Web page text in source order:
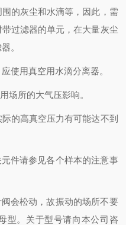
的灰尘和水滴等，因此，需
过滤器的单元，在大量灰尘
。
使用真空用水滴分离器。
场所的大气压影响。
的高真空压力有可能达不到
件请参见各个样本的注意事
会松动，故振动的场所不要
型。关于型号请向本公司咨